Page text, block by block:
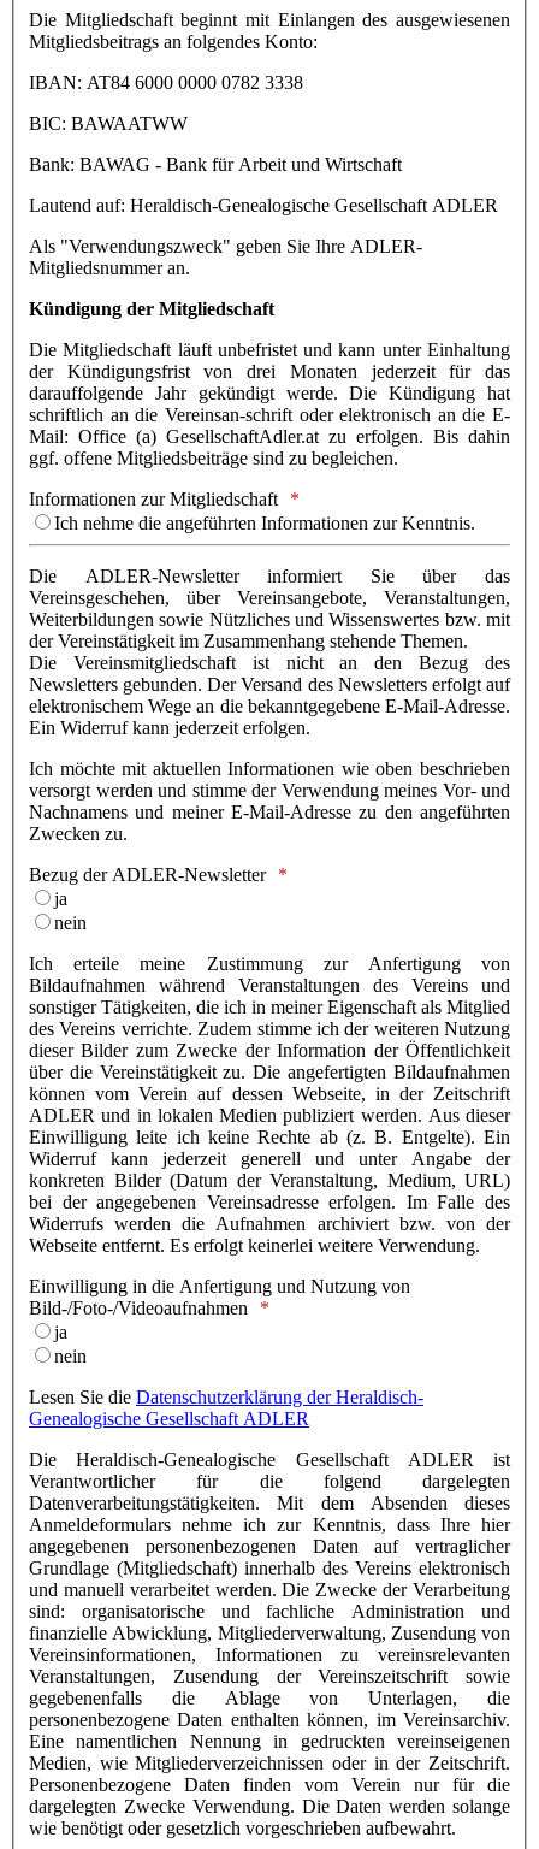
Die Mitgliedschaft beginnt mit Einlangen des ausgewiesenen
Mitgliedsbeitrags an folgendes Konto:
IBAN: AT84 6000 0000 0782 3338
BIC: BAWAATWW
Bank: BAWAG - Bank für Arbeit und Wirtschaft
Lautend auf: Heraldisch-Genealogische Gesellschaft ADLER
Als "Verwendungszweck" geben Sie Ihre ADLER-
Mitgliedsnummer an.
Kündigung der Mitgliedschaft
Die Mitgliedschaft läuft unbefristet und kann unter Einhaltung
der Kündigungsfrist von drei Monaten jederzeit für das
darauffolgende Jahr gekündigt werde. Die Kündigung hat
schriftlich an die Vereinsan-schrift oder elektronisch an die E-
Mail: Office (a) GesellschaftAdler.at zu erfolgen. Bis dahin
ggf. offene Mitgliedsbeiträge sind zu begleichen.
Informationen zur Mitgliedschaft
Ich nehme die angeführten Informationen zur Kenntnis.
Die ADLER-Newsletter informiert Sie über das
Vereinsgeschehen, über Vereinsangebote, Veranstaltungen,
Weiterbildungen sowie Nützliches und Wissenswertes bzw. mit
der Vereinstätigkeit im Zusammenhang stehende Themen.
Die Vereinsmitgliedschaft ist nicht an den Bezug des
Newsletters gebunden. Der Versand des Newsletters erfolgt auf
elektronischem Wege an die bekanntgegebene E-Mail-Adresse.
Ein Widerruf kann jederzeit erfolgen.
Ich möchte mit aktuellen Informationen wie oben beschrieben
versorgt werden und stimme der Verwendung meines Vor- und
Nachnamens und meiner E-Mail-Adresse zu den angeführten
Zwecken zu.
Bezug der ADLER-Newsletter
ja
nein
Ich erteile meine Zustimmung zur Anfertigung von
Bildaufnahmen während Veranstaltungen des Vereins und
sonstiger Tätigkeiten, die ich in meiner Eigenschaft als Mitglied
des Vereins verrichte. Zudem stimme ich der weiteren Nutzung
dieser Bilder zum Zwecke der Information der Öffentlichkeit
über die Vereinstätigkeit zu. Die angefertigten Bildaufnahmen
können vom Verein auf dessen Webseite, in der Zeitschrift
ADLER und in lokalen Medien publiziert werden. Aus dieser
Einwilligung leite ich keine Rechte ab (z. B. Entgelte). Ein
Widerruf kann jederzeit generell und unter Angabe der
konkreten Bilder (Datum der Veranstaltung, Medium, URL)
bei der angegebenen Vereinsadresse erfolgen. Im Falle des
Widerrufs werden die Aufnahmen archiviert bzw. von der
Webseite entfernt. Es erfolgt keinerlei weitere Verwendung.
Einwilligung in die Anfertigung und Nutzung von
Bild-/Foto-/Videoaufnahmen
ja
nein
Lesen Sie die Datenschutzerklärung der Heraldisch-
Genealogische Gesellschaft ADLER
Die Heraldisch-Genealogische Gesellschaft ADLER ist
Verantwortlicher für die folgend dargelegten
Datenverarbeitungstätigkeiten. Mit dem Absenden dieses
Anmeldeformulars nehme ich zur Kenntnis, dass Ihre hier
angegebenen personenbezogenen Daten auf vertraglicher
Grundlage (Mitgliedschaft) innerhalb des Vereins elektronisch
und manuell verarbeitet werden. Die Zwecke der Verarbeitung
sind: organisatorische und fachliche Administration und
finanzielle Abwicklung, Mitgliederverwaltung, Zusendung von
Vereinsinformationen, Informationen zu vereinsrelevanten
Veranstaltungen, Zusendung der Vereinszeitschrift sowie
gegebenenfalls die Ablage von Unterlagen, die
personenbezogene Daten enthalten können, im Vereinsarchiv.
Eine namentlichen Nennung in gedruckten vereinseigenen
Medien, wie Mitgliederverzeichnissen oder in der Zeitschrift.
Personenbezogene Daten finden vom Verein nur für die
dargelegten Zwecke Verwendung. Die Daten werden solange
wie benötigt oder gesetzlich vorgeschrieben aufbewahrt.